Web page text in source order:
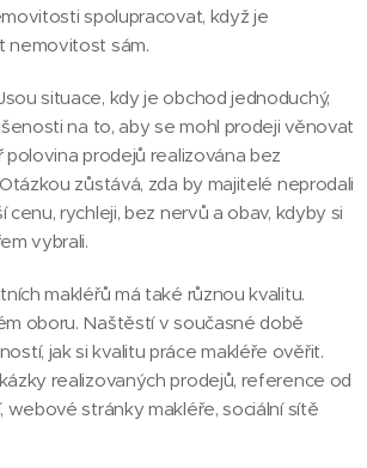
spolupracovat, když je
nemovitost sám.
situace, kdy je obchod jednoduchý,
na to, aby se mohl prodeji věnovat
polovina prodejů realizována bez
zůstává, zda by majitelé neprodali
rychleji, bez nervů a obav, kdyby si
vybrali.
makléřů má také různou kvalitu.
oboru. Naštěstí v současné době
jak si kvalitu práce makléře ověřit.
realizovaných prodejů, reference od
webové stránky makléře, sociální sítě